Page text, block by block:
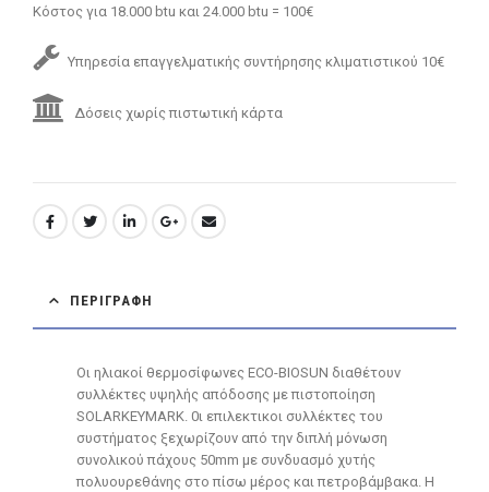
Κόστος για 18.000 btu και 24.000 btu = 100€
Υπηρεσία επαγγελματικής συντήρησης κλιματιστικού 10€
Δόσεις χωρίς πιστωτική κάρτα
ΠΕΡΙΓΡΑΦΉ
Οι ηλιακοί θερμοσίφωνες ECO-BIOSUN διαθέτουν
συλλέκτες υψηλής απόδοσης με πιστοποίηση
SOLARKEYMARK. 0ι επιλεκτικοι συλλέκτες του
συστήματος ξεχωρίζουν από την διπλή μόνωση
συνολικού πάχους 50mm με συνδυασμό χυτής
πολυουρεθάνης στο πίσω μέρος και πετροβάμβακα. Η